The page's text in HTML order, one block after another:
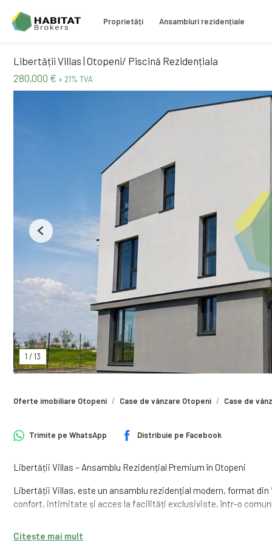
Proprietăți Ansambluri rezidențiale
Libertății Villas | Otopeni/ Piscină Rezidențiala
280,000 € + 21% TVA
1 / 13
Previous
Oferte imobiliare Otopeni Case de vânzare Otopeni Case de
Trimite pe WhatsApp Distribuie pe Facebook
Libertății Villas – Ansamblu Rezidențial Premium în Otopeni
Libertății Villas, este un ansamblu rezidențial modern, format
confort, intimitate și acces la facilități exclusiviste, într-o
locație excelentă, la doar 7 minute de Aeroportul Internațional
Citește mai mult